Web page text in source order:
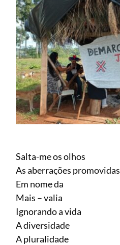
Salta-me os olhos
As aberrações promovidas
Em nome da
Mais – valia
Ignorando a vida
A diversidade
A pluralidade